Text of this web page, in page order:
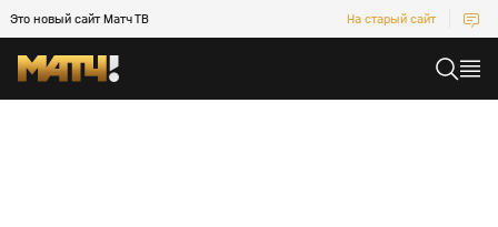
Это новый сайт Матч ТВ На старый сайт